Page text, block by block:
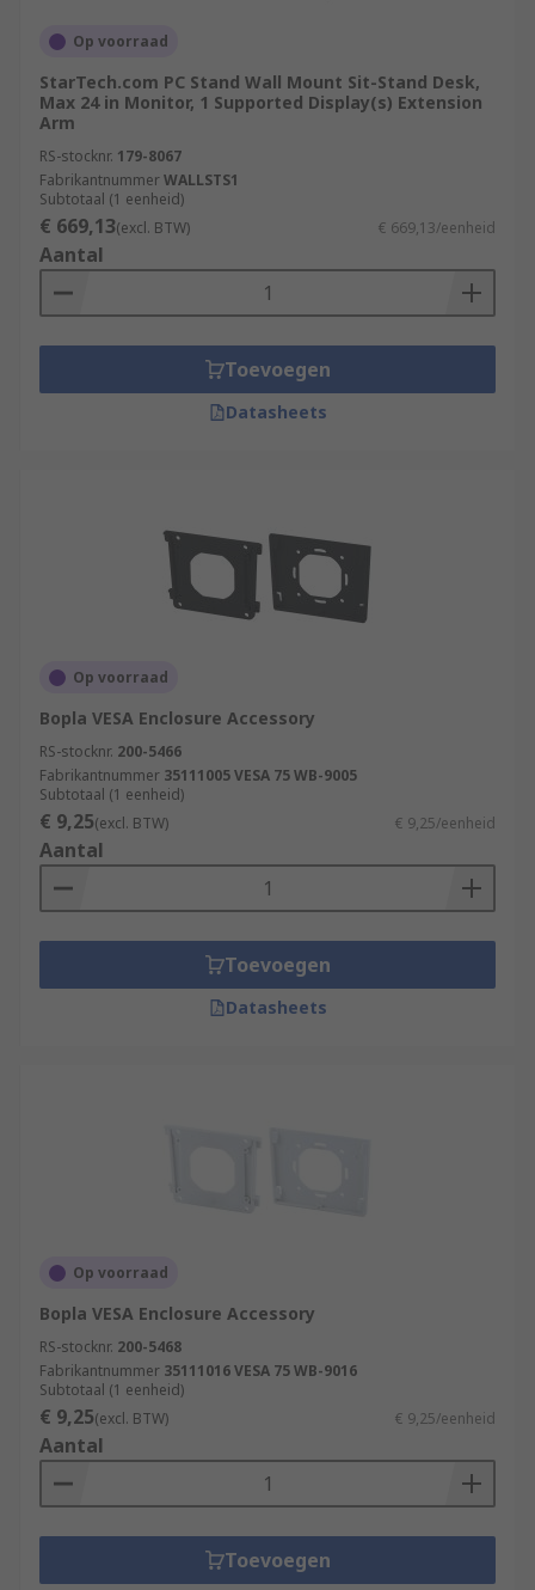
Op voorraad
StarTech.com PC Stand Wall Mount Sit-Stand Desk,
Max 24 in Monitor, 1 Supported Display(s) Extension
Arm
RS-stocknr. 179-8067
FabrikantnummerWALLSTS1
Subtotaal (1 eenheid)
€ 669,13(excl. BTW) € 669,13/eenheid
Aantal
Toevoegen
Datasheets
Op voorraad
Bopla VESA Enclosure Accessory
RS-stocknr. 200-5466
Fabrikantnummer 35111005 VESA 75 WB-9005
Subtotaal (1 eenheid)
€ 9,25(excl. BTW) € 9,25/eenheid
Aantal
Toevoegen
Datasheets
Op voorraad
Bopla VESA Enclosure Accessory
RS-stocknr. 200-5468
Fabrikantnummer 35111016 VESA 75 WB-9016
Subtotaal (1 eenheid)
€ 9,25(excl. BTW) € 9,25/eenheid
Aantal
Toevoegen